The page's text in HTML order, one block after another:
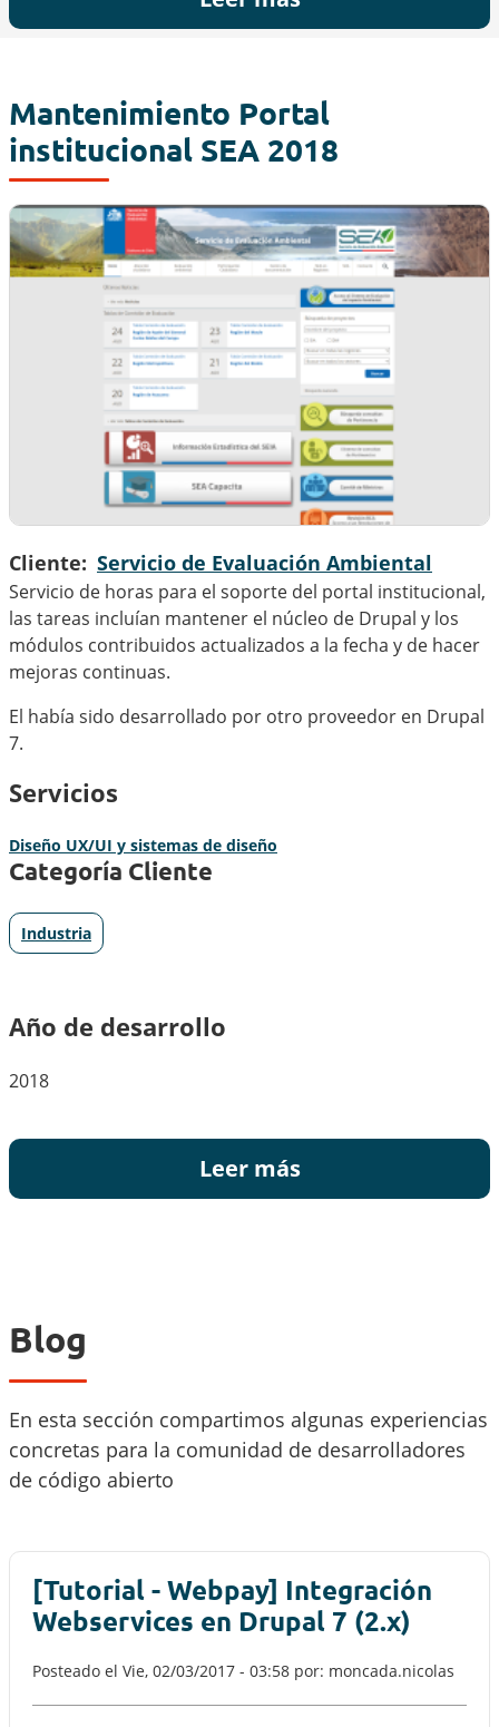
Mantenimiento Portal
institucional SEA 2018
Cliente Servicio de Evaluación Ambiental
Servicio de horas para el soporte del portal institucional,
las tareas incluían mantener el núcleo de Drupal y los
módulos contribuidos actualizados a la fecha y de hacer
mejoras continuas.
El había sido desarrollado por otro proveedor en Drupal
7.
Servicios
Diseño UX/UI y sistemas de diseño
Categoría Cliente
Industria
Año de desarrollo
2018
Leer más
Blog
En esta sección compartimos algunas experiencias
concretas para la comunidad de desarrolladores
de código abierto
[Tutorial - Webpay] Integración
Webservices en Drupal 7 (2.x)
Posteado el Vie, 02/03/2017 - 03:58 por: moncada.nicolas